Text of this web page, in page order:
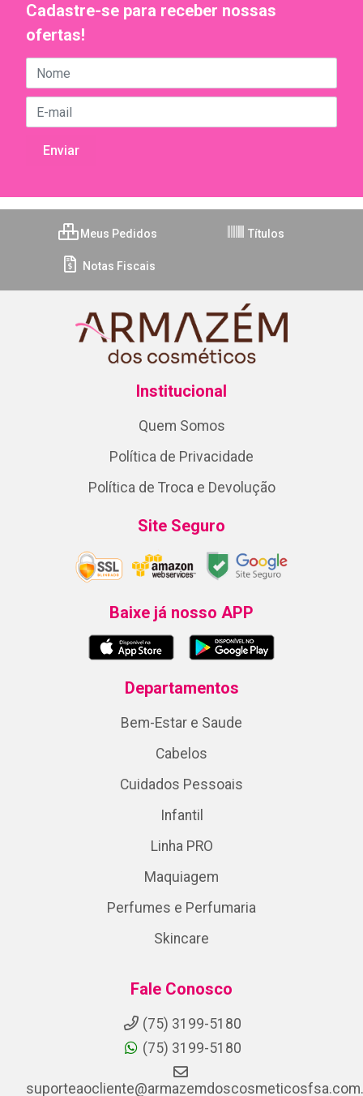
Cadastre-se para receber nossas
ofertas!
Meus Pedidos Títulos
Notas Fiscais
Institucional
Quem Somos
Política de Privacidade
Política de Troca e Devolução
Site Seguro
Baixe já nosso APP
Departamentos
Bem-Estar e Saude
Cabelos
Cuidados Pessoais
Infantil
Linha PRO
Maquiagem
Perfumes e Perfumaria
Skincare
Fale Conosco
(75) 3199-5180
(75) 3199-5180